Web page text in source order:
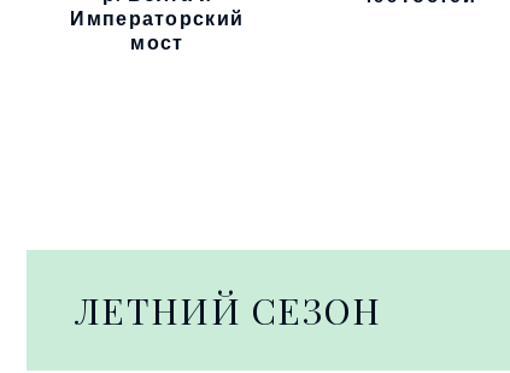
Императорский
мост
ЛЕТНИЙ СЕЗОН